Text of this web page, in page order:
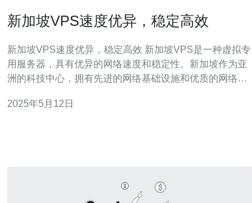
新加坡VPS速度优异，稳定高效
新加坡VPS速度优异，稳定高效 新加坡VPS是一种虚拟专
用服务器，具有优异的网络速度和稳定性。新加坡作为亚
洲的科技中心，拥有先进的网络基础设施和优质的网络连
坡VPS的网络速度非常优异，无论是国际访问还是本地访
2025年5月12日